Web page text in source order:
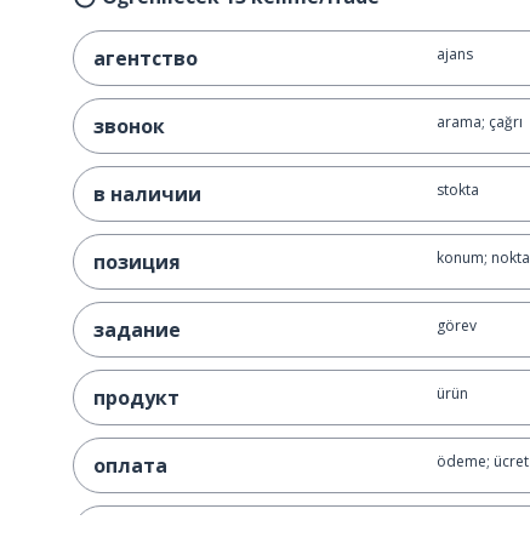
агентство ajans
звонок arama; çağrı
в наличии stokta
позиция konum; nokta
задание görev
продукт ürün
оплата ödeme; ücret